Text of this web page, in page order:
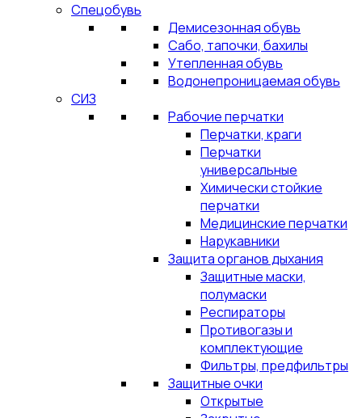
Спецобувь
Демисезонная обувь
Сабо, тапочки, бахилы
Утепленная обувь
Водонепроницаемая обувь
СИЗ
Рабочие перчатки
Перчатки, краги
Перчатки
универсальные
Химически стойкие
перчатки
Медицинские перчатки
Нарукавники
Защита органов дыхания
Защитные маски,
полумаски
Респираторы
Противогазы и
комплектующие
Фильтры, предфильтры
Защитные очки
Открытые